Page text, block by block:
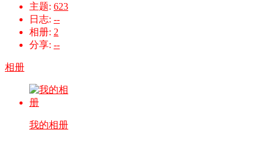
主题: 623
日志: --
相册: 2
分享: --
相册
我的相册